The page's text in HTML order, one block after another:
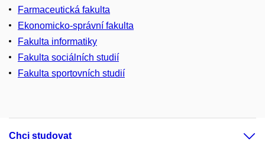
Farmaceutická fakulta
Ekonomicko-správní fakulta
Fakulta informatiky
Fakulta sociálních studií
Fakulta sportovních studií
Chci studovat